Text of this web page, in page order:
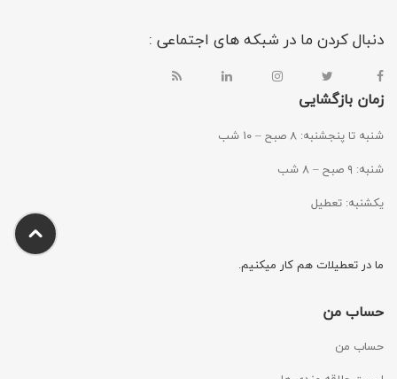
دنبال کردن ما در شبکه های اجتماعی :
زمان بازگشایی
شنبه تا پنجشنبه: ۸ صبح – ۱۰ شب
شنبه: ۹ صبح – ۸ شب
یکشنبه: تعطیل
ما در تعطیلات هم کار میکنیم.
حساب من
حساب من